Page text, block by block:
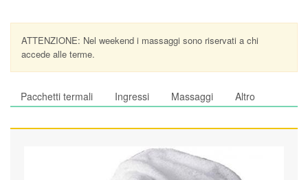
ATTENZIONE: Nel weekend i massaggi sono riservati a chi
accede alle terme.
Pacchetti termali Ingressi Massaggi Altro